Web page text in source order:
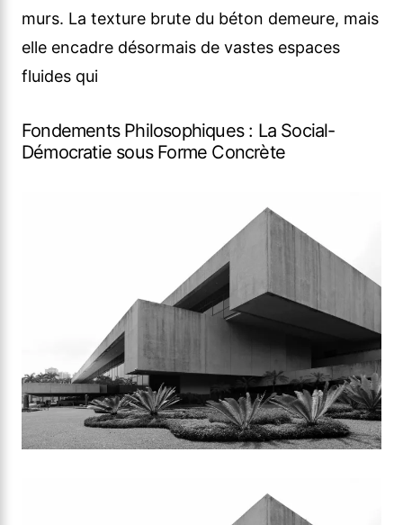
murs. La texture brute du béton demeure, mais
elle encadre désormais de vastes espaces
fluides qui
Fondements Philosophiques : La Social-
Démocratie sous Forme Concrète